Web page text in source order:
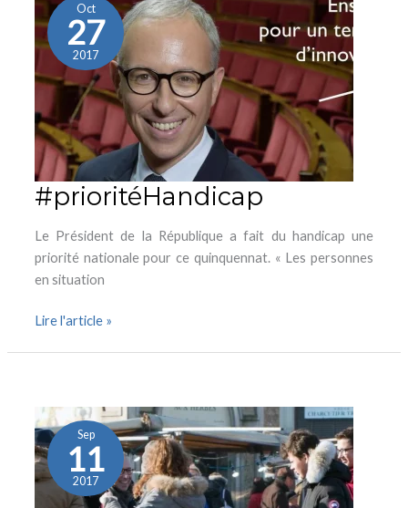
Oct
27
2017
#prioritéHandicap
Le Président de la République a fait du handicap une
priorité nationale pour ce quinquennat. « Les personnes
en situation
Lire l'article »
Sep
11
2017
de
la
CSG
:
répartir